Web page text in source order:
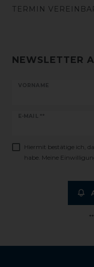
TERMIN
NEWSLETTER
VORNAME
E-MAIL **
Newsletter
Hiermit bestätige ich,
habe. Meine